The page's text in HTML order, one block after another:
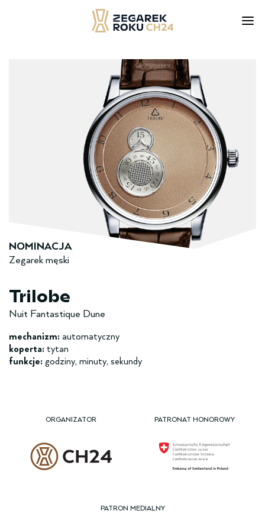
Trilobe
Nuit Fantastique Dune
mechanizm: automatyczny
koperta: tytan
funkcje: godziny, minuty, sekundy
NOMINACJA
Zegarek męski
ORGANIZATOR PATRONAT HONOROWY
PATRON MEDIALNY